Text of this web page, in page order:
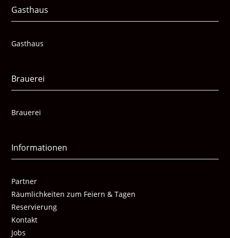
Gasthaus
Gasthaus
Brauerei
Brauerei
Informationen
Partner
Räumlichkeiten zum Feiern & Tagen
Reservierung
Kontakt
Jobs